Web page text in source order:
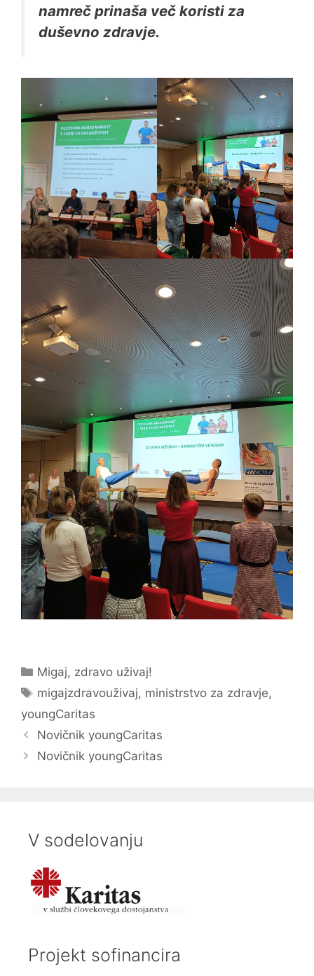
namreč prinaša več koristi za
duševno zdravje.
Categories
Migaj, zdravo uživaj!
Tags
migajzdravouživaj, ministrstvo za zdravje,
youngCaritas
Novičnik youngCaritas
Novičnik youngCaritas
V sodelovanju
Projekt sofinancira